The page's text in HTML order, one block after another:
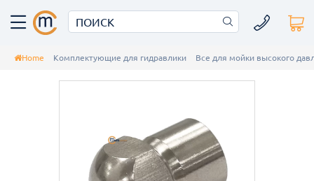
Home Комплектующие для гидравлики Все для мойки высокого